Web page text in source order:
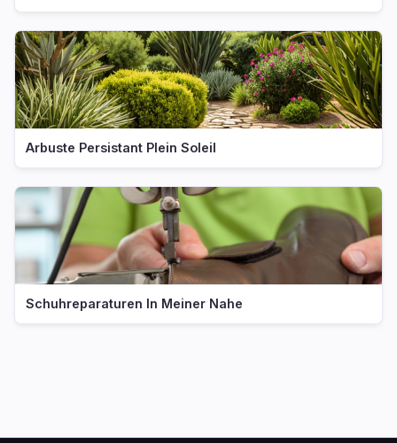
Arbuste Persistant Plein Soleil
Schuhreparaturen In Meiner Nahe